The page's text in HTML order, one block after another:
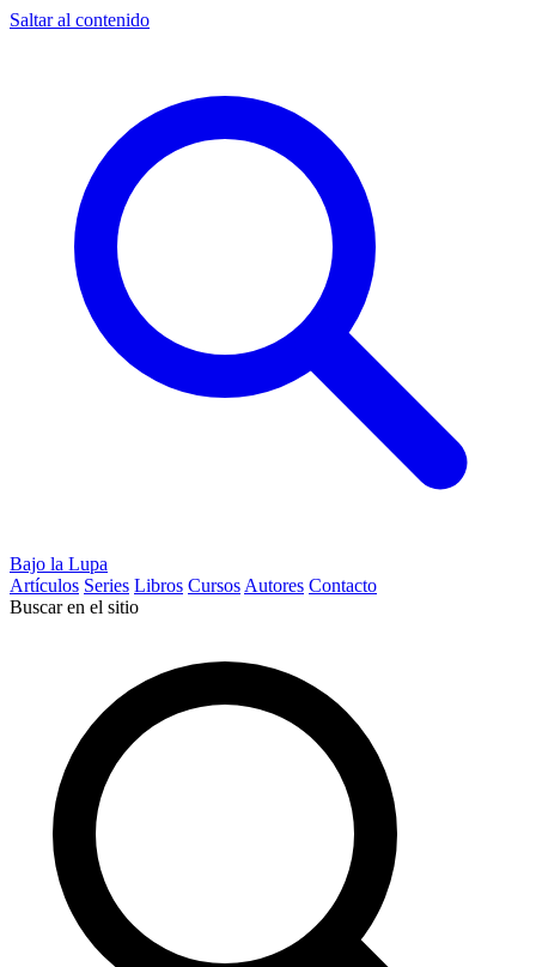
Saltar al contenido
Bajo la Lupa
Artículos Series Libros Cursos Autores Contacto
Buscar en el sitio